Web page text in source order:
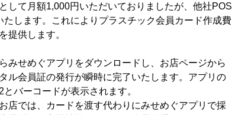
して月額1,000円いただいておりましたが、他社POS
します。これによりプラスチック会員カード作成費
提供します。
みせめぐアプリをダウンロードし、お店ページから
ル会員証の発行が瞬時に完了いたします。アプリの
バーコードが表示されます。
店では、カードを渡す代わりにみせめぐアプリで採